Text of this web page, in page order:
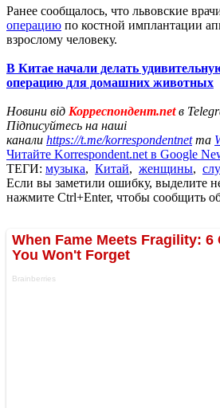
Ранее сообщалось, что львовские
операцию по костной имплантации
взрослому человеку.
В Китае начали делать
операцию для домашних животных
Новини від Корреспондент.netв
Підписуйтесь на наші
канали https://t.me/korrespondentnetта
Читайте Korrespondent.net в Google
ТЕГИ: музыка, Китай, женщины,
Если вы заметили ошибку, выделите
нажмите Ctrl+Enter, чтобы сообщить